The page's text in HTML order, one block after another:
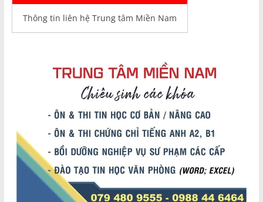
Thông tin liên hệ Trung tâm Miền Nam